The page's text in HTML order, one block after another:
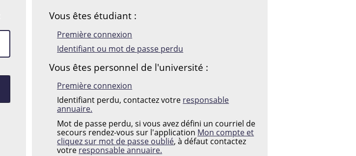
AFFICHER LE MOT DE PASSE
Vous êtes étudiant :
Première connexion
Identifiant ou mot de passe perdu
Vous êtes personnel de l'université :
Première connexion
Identifiant perdu, contactez votre responsable
annuaire.
Mot de passe perdu, si vous avez défini un courriel de
secours rendez-vous sur l'application Mon compte et
cliquez sur mot de passe oublié, à défaut contactez
votre responsable annuaire.